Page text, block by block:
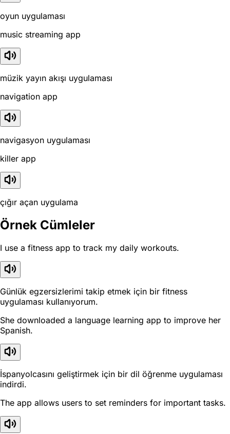
oyun uygulaması
music streaming app
müzik yayın akışı uygulaması
navigation app
navigasyon uygulaması
killer app
çığır açan uygulama
Örnek Cümleler
I use a fitness app to track my daily workouts.
Günlük egzersizlerimi takip etmek için bir fitness
uygulaması kullanıyorum.
She downloaded a language learning app to improve her
Spanish.
İspanyolcasını geliştirmek için bir dil öğrenme uygulaması
indirdi.
The app allows users to set reminders for important tasks.